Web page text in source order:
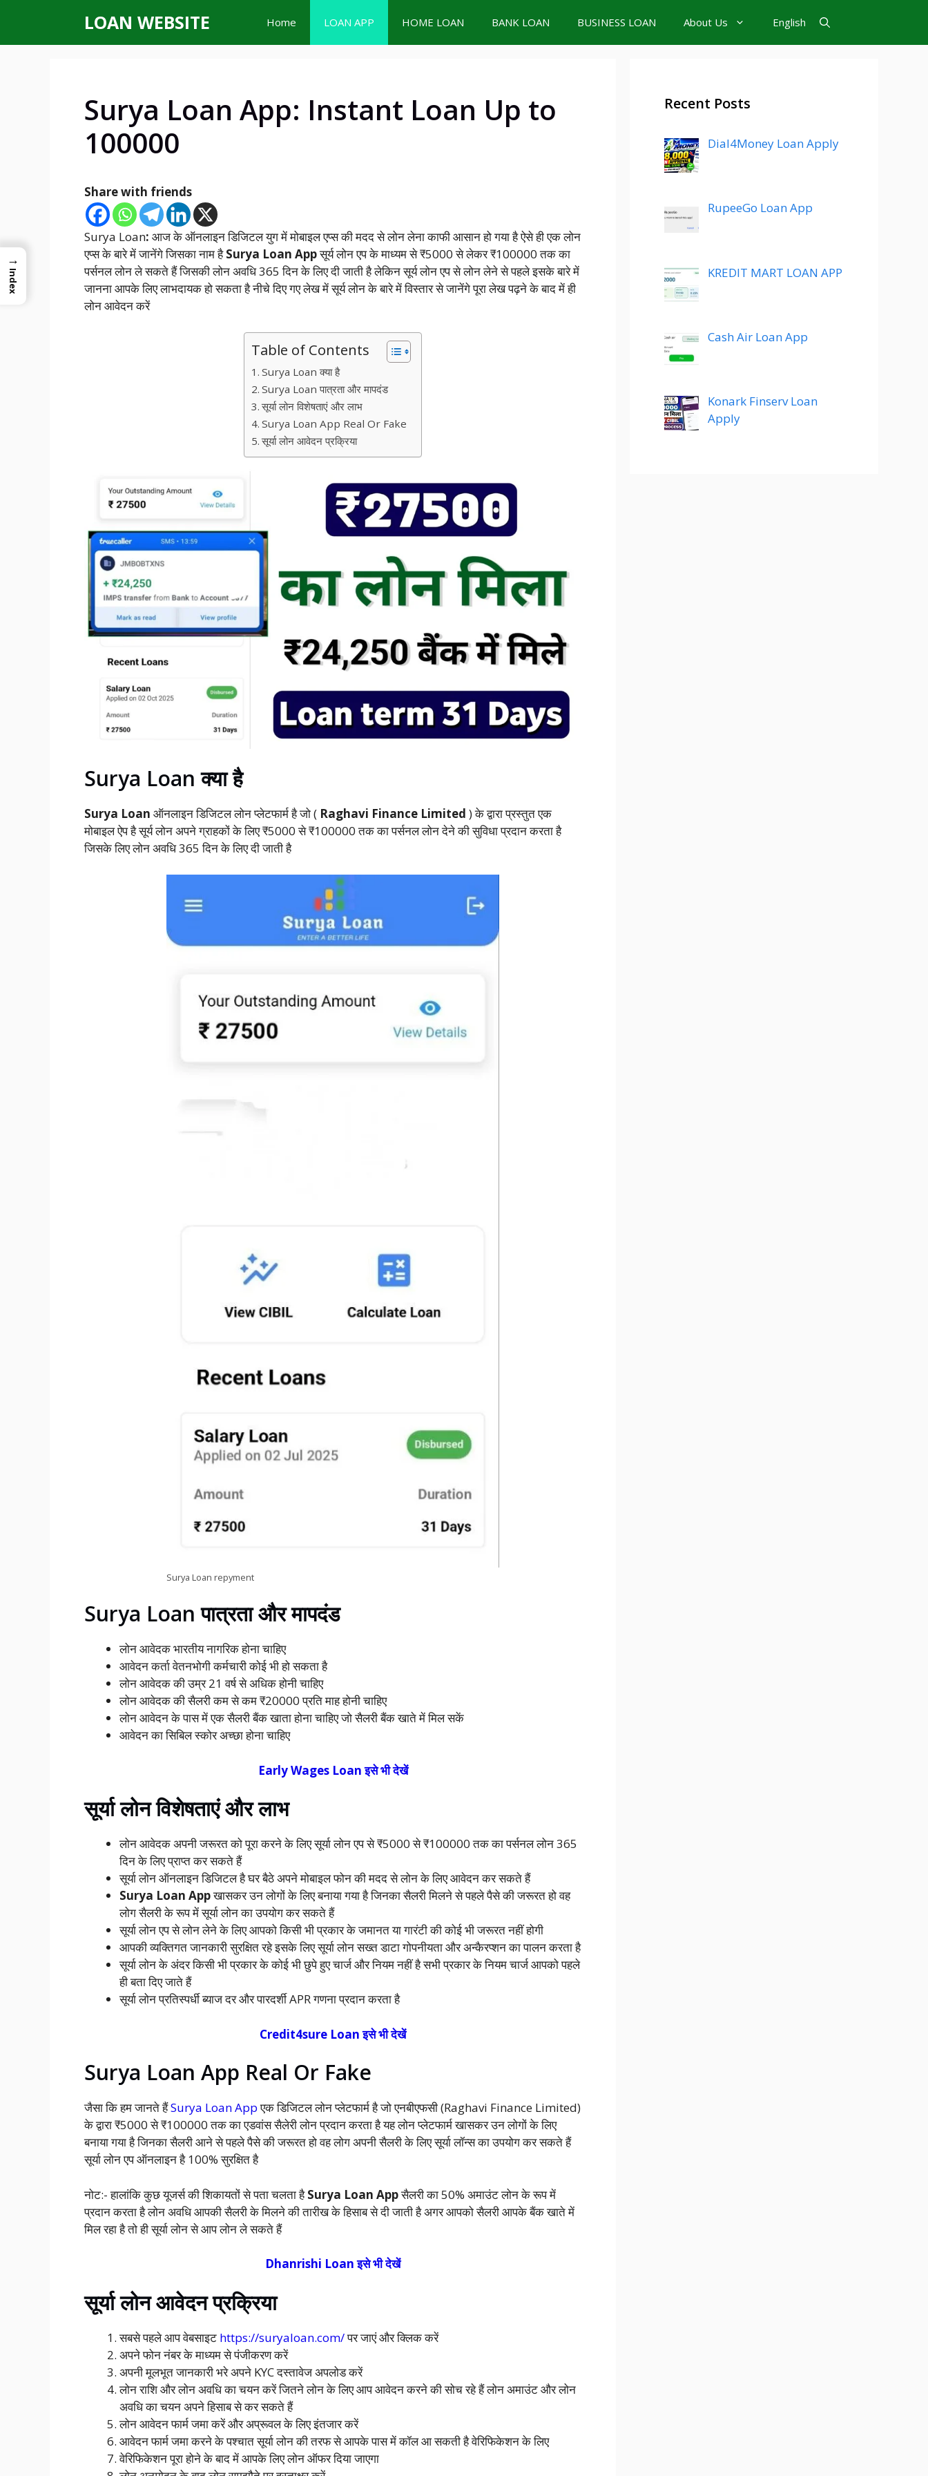
content
LOAN WEBSITE Home LOAN APP HOME LOAN BANK LOAN BUSINESS LOAN About Us English
Surya Loan App: Instant Loan Up to
100000
Share with friends
Surya Loan: आज के ऑनलाइन डिजिटल युग में मोबाइल एप्स की मदद से लोन लेना काफी आसान हो गया है ऐसे ही एक लोन
एप्स के बारे में जानेंगे जिसका नाम हैSurya Loan Appसूर्य लोन एप के माध्यम से ₹5000 से लेकर ₹100000 तक का
पर्सनल लोन ले सकते हैं जिसकी लोन अवधि 365 दिन के लिए दी जाती है लेकिन सूर्य लोन एप से लोन लेने से पहले इसके बारे में
जानना आपके लिए लाभदायक हो सकता है नीचे दिए गए लेख में सूर्य लोन के बारे में विस्तार से जानेंगे पूरा लेख पढ़ने के बाद में ही
लोन आवेदन करें
Table of Contents
Surya Loan क्या है
Surya Loan पात्रता और मापदंड
सूर्या लोन विशेषताएं और लाभ
Surya Loan App Real Or Fake
सूर्या लोन आवेदन प्रक्रिया
Surya Loan क्या है
Surya Loan ऑनलाइन डिजिटल लोन प्लेटफार्म है जो ( Raghavi Finance Limited ) के द्वारा प्रस्तुत एक
मोबाइल ऐप है सूर्य लोन अपने ग्राहकों के लिए ₹5000 से ₹100000 तक का पर्सनल लोन देने की सुविधा प्रदान करता है
जिसके लिए लोन अवधि 365 दिन के लिए दी जाती है
Surya Loan repyment
Surya Loan पात्रता और मापदंड
लोन आवेदक भारतीय नागरिक होना चाहिए
आवेदन कर्ता वेतनभोगी कर्मचारी कोई भी हो सकता है
लोन आवेदक की उम्र 21 वर्ष से अधिक होनी चाहिए
लोन आवेदक की सैलरी कम से कम ₹20000 प्रति माह होनी चाहिए
लोन आवेदन के पास में एक सैलरी बैंक खाता होना चाहिए जो सैलरी बैंक खाते में मिल सकें
आवेदन का सिबिल स्कोर अच्छा होना चाहिए
Early Wages Loan इसे भी देखें
सूर्या लोन विशेषताएं और लाभ
लोन आवेदक अपनी जरूरत को पूरा करने के लिए सूर्या लोन एप से ₹5000 से ₹100000 तक का पर्सनल लोन 365
दिन के लिए प्राप्त कर सकते हैं
सूर्या लोन ऑनलाइन डिजिटल है घर बैठे अपने मोबाइल फोन की मदद से लोन के लिए आवेदन कर सकते हैं
Surya Loan Appखासकर उन लोगों के लिए बनाया गया है जिनका सैलरी मिलने से पहले पैसे की जरूरत हो वह
लोग सैलरी के रूप में सूर्या लोन का उपयोग कर सकते हैं
सूर्या लोन एप से लोन लेने के लिए आपको किसी भी प्रकार के जमानत या गारंटी की कोई भी जरूरत नहीं होगी
आपकी व्यक्तिगत जानकारी सुरक्षित रहे इसके लिए सूर्या लोन सख्त डाटा गोपनीयता और अन्कैरप्शन का पालन करता है
सूर्या लोन के अंदर किसी भी प्रकार के कोई भी छुपे हुए चार्ज और नियम नहीं है सभी प्रकार के नियम चार्ज आपको पहले
ही बता दिए जाते हैं
सूर्या लोन प्रतिस्पर्धी ब्याज दर और पारदर्शी APR गणना प्रदान करता है
Credit4sure Loan इसे भी देखें
Surya Loan App Real Or Fake
जैसा कि हम जानते हैंSurya Loan Appएक डिजिटल लोन प्लेटफार्म है जो एनबीएफसी (Raghavi Finance Limited)
के द्वारा ₹5000 से ₹100000 तक का एडवांस सैलेरी लोन प्रदान करता है यह लोन प्लेटफार्म खासकर उन लोगों के लिए
बनाया गया है जिनका सैलरी आने से पहले पैसे की जरूरत हो वह लोग अपनी सैलरी के लिए सूर्या लॉन्स का उपयोग कर सकते हैं
सूर्या लोन एप ऑनलाइन है 100% सुरक्षित है
नोट:- हालांकि कुछ यूजर्स की शिकायतों से पता चलता हैSurya Loan Appसैलरी का 50% अमाउंट लोन के रूप में
प्रदान करता है लोन अवधि आपकी सैलरी के मिलने की तारीख के हिसाब से दी जाती है अगर आपको सैलरी आपके बैंक खाते में
मिल रहा है तो ही सूर्या लोन से आप लोन ले सकते हैं
Dhanrishi Loan इसे भी देखें
सूर्या लोन आवेदन प्रक्रिया
सबसे पहले आप वेबसाइट https://suryaloan.com/पर जाएं और क्लिक करें
अपने फोन नंबर के माध्यम से पंजीकरण करें
अपनी मूलभूत जानकारी भरे अपने KYC दस्तावेज अपलोड करें
लोन राशि और लोन अवधि का चयन करें जितने लोन के लिए आप आवेदन करने की सोच रहे हैं लोन अमाउंट और लोन
अवधि का चयन अपने हिसाब से कर सकते हैं
लोन आवेदन फार्म जमा करें और अप्रूवल के लिए इंतजार करें
आवेदन फार्म जमा करने के पश्चात सूर्या लोन की तरफ से आपके पास में कॉल आ सकती है वेरिफिकेशन के लिए
वेरिफिकेशन पूरा होने के बाद में आपके लिए लोन ऑफर दिया जाएगा
Recent Posts
Dial4Money Loan Apply
RupeeGo Loan App
KREDIT MART LOAN APP
Cash Air Loan App
Konark Finserv Loan
Apply
→
Index